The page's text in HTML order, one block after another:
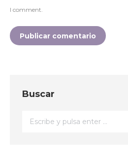
I comment.
Publicar comentario
Buscar
Buscar: